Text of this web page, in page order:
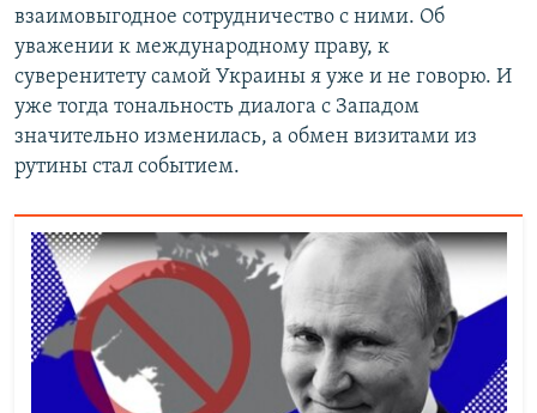
взаимовыгодное сотрудничество с ними. Об
уважении к международному праву, к
суверенитету самой Украины я уже и не говорю. И
уже тогда тональность диалога с Западом
значительно изменилась, а обмен визитами из
рутины стал событием.